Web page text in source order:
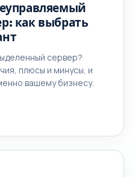
как выбрать
сервер?
плюсы и минусы, и
вашему бизнесу.